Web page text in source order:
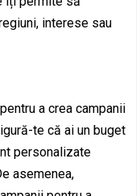
interese sau
a crea campanii
te că ai un buget
personalizate
asemenea,